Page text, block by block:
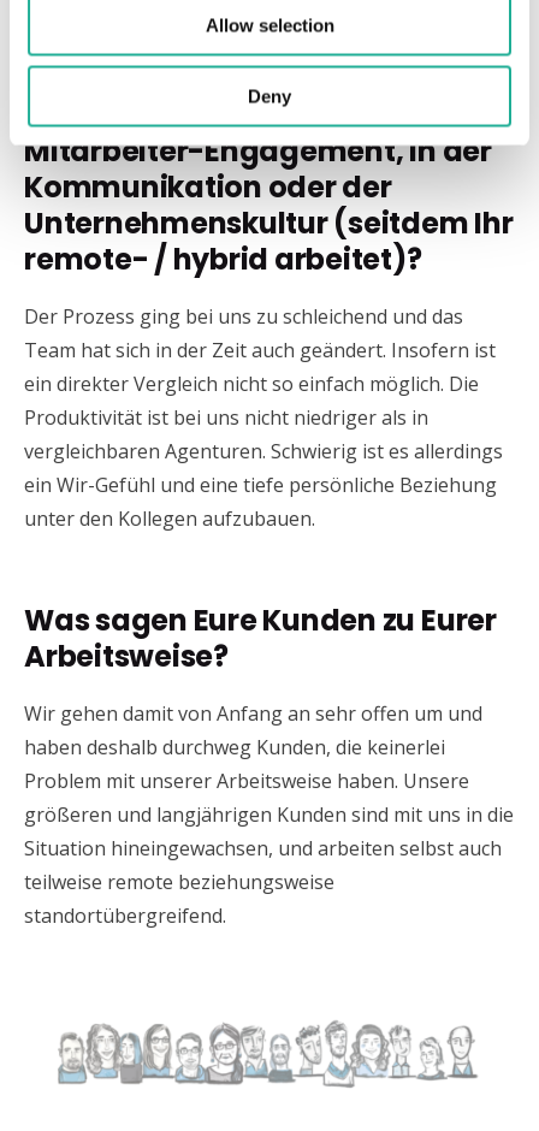
Allow selection
Deny
zusammenarbeitet? Bemerkt Ihr
Effekte beispielsweise bei der
Mitarbeiterzufriedenheit, dem
Mitarbeiter-Engagement, in der
Kommunikation oder der
Unternehmenskultur (seitdem Ihr
remote- / hybrid arbeitet)?
Der Prozess ging bei uns zu schleichend und das
Team hat sich in der Zeit auch geändert. Insofern ist
ein direkter Vergleich nicht so einfach möglich. Die
Produktivität ist bei uns nicht niedriger als in
vergleichbaren Agenturen. Schwierig ist es allerdings
ein Wir-Gefühl und eine tiefe persönliche Beziehung
unter den Kollegen aufzubauen.
Was sagen Eure Kunden zu Eurer
Arbeitsweise?
Wir gehen damit von Anfang an sehr offen um und
haben deshalb durchweg Kunden, die keinerlei
Problem mit unserer Arbeitsweise haben. Unsere
größeren und langjährigen Kunden sind mit uns in die
Situation hineingewachsen, und arbeiten selbst auch
teilweise remote beziehungsweise
standortübergreifend.